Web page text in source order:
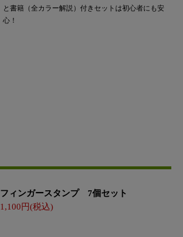
と書籍（全カラー解説）付きセットは初心者にも安
心！
フィンガースタンプ 7個セット
1,100